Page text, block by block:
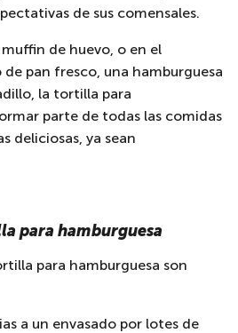
de sus comensales.
de huevo, o en el
pan fresco, una hamburguesa
la tortilla para
parte de todas las comidas
deliciosas, ya sean
para hamburguesa
para hamburguesa son
a un envasado por lotes de